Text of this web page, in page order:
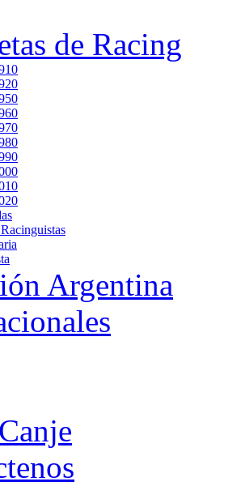
de Racing
Argentina